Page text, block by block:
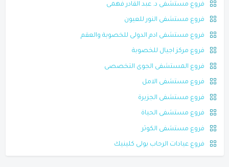
فروع مستشفى د. عبد القادر فهمى
فروع مستشفى النور للعيون
فروع مستشفى ادم الدولى للخصوبة والعقم
فروع مركز اجيال للخصوبة
فروع المستشفى الجوى التخصصى
فروع مستشفى الامل
فروع مستشفى الجزيرة
فروع مستشفى الحياة
فروع مستشفى الكوثر
فروع عيادات الرحاب بولى كلينيك